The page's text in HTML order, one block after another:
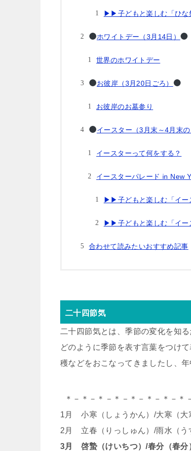
▶︎▶︎子どもと楽しむ「ひな
ホワイトデー（3月14日）
世界のホワイトデー
お彼岸（3月20日ごろ）
お彼岸のお墓参り
イースター（3月末～4月末の
イースターって何をする？
イースターパレード in New
▶︎▶︎子どもと楽しむ「イー
▶︎▶︎子どもと楽しむ「イー
合わせて読みたいおすすめ記事
二十四節気
二十四節気とは、季節の変化を知
どのように季節を表す言葉をつけ
穫などをおこなってきましたし、
＊－＊－＊－＊－＊－＊－＊－＊
1月 小寒（しょうかん）/大寒（大
2月 立春（りっしゅん）/雨水（う
3月 啓蟄（けいちつ）/春分（春分